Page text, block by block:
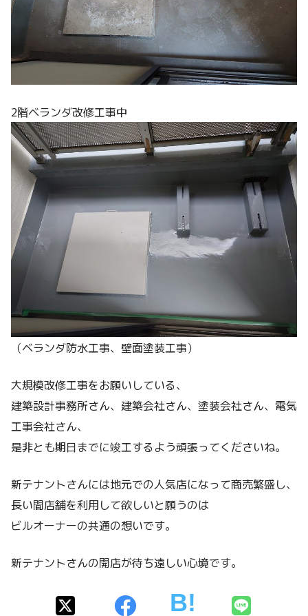
2階ベランダ改修工事中
（ベランダ防水工事、壁面塗装工事）
大規模改修工事をお願いしている、
建築設計事務所さん、建築会社さん、塗装会社さん、電気
工事会社さん、
是非とも期日までに竣工するよう頑張ってくださいね。
新テナントさんには地元での人気店になって商売繁盛し、
長い間店舗を利用して欲しいと願うのは
ビルオーナーの共通の想いです。
新テナントさんの開店が待ち遠しい心境です。